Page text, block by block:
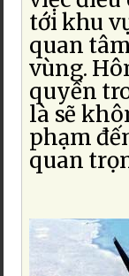
tới khu
quan
vùng.
quyền
là sẽ
phạm
quan